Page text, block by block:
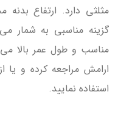
مثلثی دارد. ارتفاع
گزینه مناسبی به شمار
مناسب و طول عمر بالا
ارامش مراجعه کرده و
استفاده نمایید.